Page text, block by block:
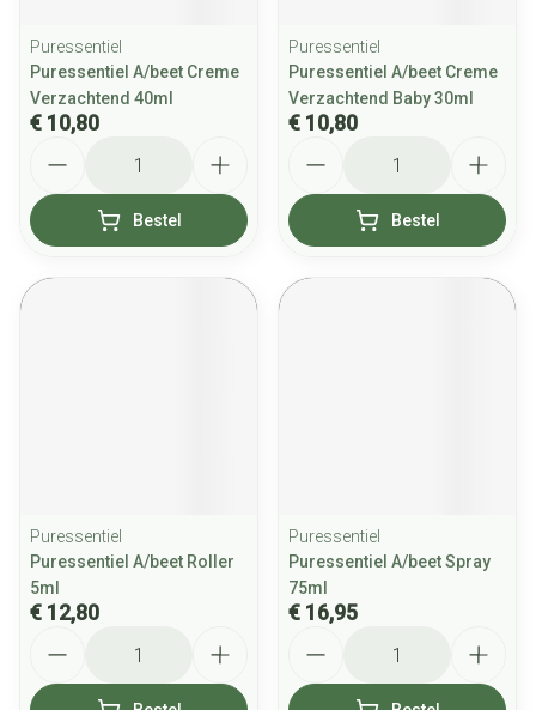
Puressentiel
Puressentiel A/beet Creme
Verzachtend 40ml
€ 10,80
Bestel
Puressentiel
Puressentiel A/beet Creme
Verzachtend Baby 30ml
€ 10,80
Bestel
Puressentiel
Puressentiel A/beet Roller
5ml
€ 12,80
Puressentiel
Puressentiel A/beet Spray
75ml
€ 16,95